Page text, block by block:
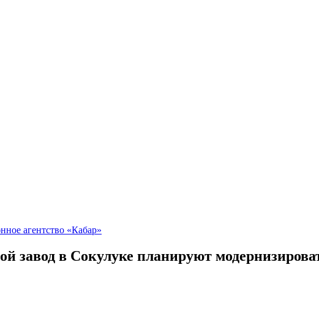
завод в Сокулуке планируют